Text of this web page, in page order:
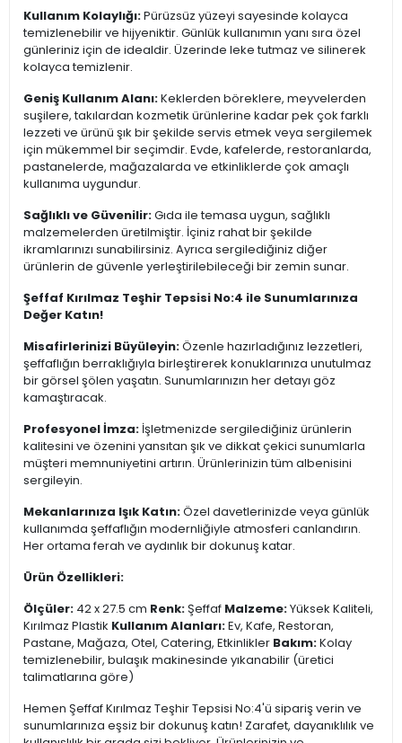
Kullanım Kolaylığı:Pürüzsüz yüzeyi sayesinde kolayca
temizlenebilir ve hijyeniktir. Günlük kullanımın yanı sıra özel
günleriniz için de idealdir. Üzerinde leke tutmaz ve silinerek
kolayca temizlenir.
Geniş Kullanım Alanı:Keklerden böreklere, meyvelerden
suşilere, takılardan kozmetik ürünlerine kadar pek çok farklı
lezzeti ve ürünü şık bir şekilde servis etmek veya sergilemek
için mükemmel bir seçimdir. Evde, kafelerde, restoranlarda,
pastanelerde, mağazalarda ve etkinliklerde çok amaçlı
kullanıma uygundur.
Sağlıklı ve Güvenilir:Gıda ile temasa uygun, sağlıklı
malzemelerden üretilmiştir. İçiniz rahat bir şekilde
ikramlarınızı sunabilirsiniz. Ayrıca sergilediğiniz diğer
ürünlerin de güvenle yerleştirilebileceği bir zemin sunar.
Şeffaf Kırılmaz Teşhir Tepsisi No:4 ile Sunumlarınıza
Değer Katın!
Misafirlerinizi Büyüleyin:Özenle hazırladığınız lezzetleri,
şeffaflığın berraklığıyla birleştirerek konuklarınıza unutulmaz
bir görsel şölen yaşatın. Sunumlarınızın her detayı göz
kamaştıracak.
Profesyonel İmza: İşletmenizde sergilediğiniz ürünlerin
kalitesini ve özenini yansıtan şık ve dikkat çekici sunumlarla
müşteri memnuniyetini artırın. Ürünlerinizin tüm albenisini
sergileyin.
Mekanlarınıza Işık Katın:Özel davetlerinizde veya günlük
kullanımda şeffaflığın modernliğiyle atmosferi canlandırın.
Her ortama ferah ve aydınlık bir dokunuş katar.
Ürün Özellikleri:
Ölçüler: 42 x 27.5 cm Renk:Şeffaf Malzeme:Yüksek Kaliteli,
Kırılmaz Plastik Kullanım Alanları:Ev, Kafe, Restoran,
Pastane, Mağaza, Otel, Catering, Etkinlikler Bakım:Kolay
temizlenebilir, bulaşık makinesinde yıkanabilir (üretici
talimatlarına göre)
Hemen Şeffaf Kırılmaz Teşhir Tepsisi No:4'ü sipariş verin ve
sunumlarınıza eşsiz bir dokunuş katın! Zarafet, dayanıklılık ve